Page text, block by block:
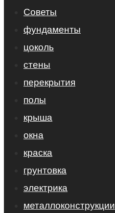
Советы
фундаменты
цоколь
стены
перекрытия
полы
крыша
окна
краска
грунтовка
электрика
металлоконструкции